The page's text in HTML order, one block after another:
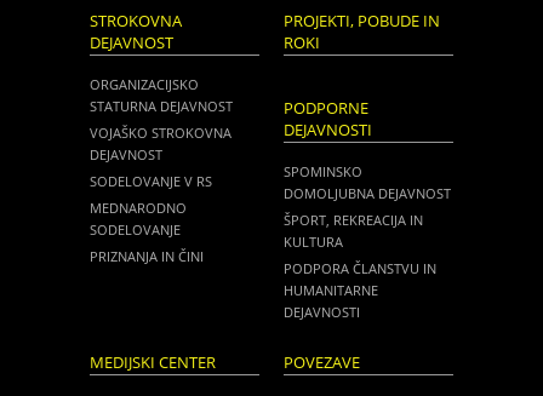
STROKOVNA
DEJAVNOST
ORGANIZACIJSKO
STATURNA DEJAVNOST
VOJAŠKO STROKOVNA
DEJAVNOST
SODELOVANJE V RS
MEDNARODNO
SODELOVANJE
PRIZNANJA IN ČINI
PROJEKTI, POBUDE IN
ROKI
PODPORNE
DEJAVNOSTI
SPOMINSKO
DOMOLJUBNA DEJAVNOST
ŠPORT, REKREACIJA IN
KULTURA
PODPORA ČLANSTVU IN
HUMANITARNE
DEJAVNOSTI
MEDIJSKI CENTER POVEZAVE